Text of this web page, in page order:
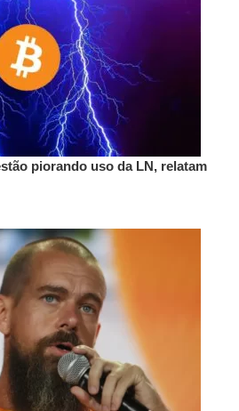
piorando uso da LN, relatam